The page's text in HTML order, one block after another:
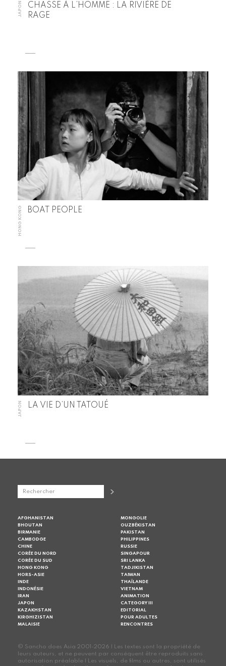
JAPON
CHASSE À L’HOMME : LA RIVIÈRE DE
RAGE
HONG KONG BOAT PEOPLE
JAPON LA VIE D’UN TATOUÉ
AFGHANISTAN
BHOUTAN
BIRMANIE
CAMBODGE
CHINE
CORÉE DU NORD
CORÉE DU SUD
HONG KONG
HORS-ASIE
INDE
INDONÉSIE
IRAN
JAPON
KAZAKHSTAN
KIRGHIZISTAN
MALAISIE
MONGOLIE
OUZBÉKISTAN
PAKISTAN
PHILIPPINES
RUSSIE
SINGAPOUR
SRI LANKA
TADJIKISTAN
TAIWAN
THAÏLANDE
VIETNAM
ANIMATION
CATEGORY III
EDITORIAL
POUR ADULTES
RENCONTRES
© Sancho does Asia 2001-2026 | Les textes sont la propriété de
leurs auteurs, et ne peuvent par conséquent être reproduits sans
autorisation préalable | Les visuels, de films ou autres, sont utilisés